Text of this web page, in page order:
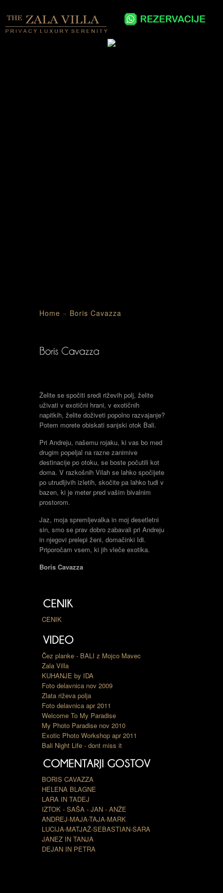
Home » Boris Cavazza
Želite se spočiti sredi riževih polj, želite
uživati v exotični hrani, v exotičnih
napitkih, želite doživeti popolno razvajanje?
Potem morete obiskati sanjski otok Bali.
Pri Andreju, našemu rojaku, ki vas bo med
drugim popeljal na razne zanimive
destinacije po otoku, se boste počutili kot
doma. V razkošnih Vilah se lahko spočijete
po utrudljivih izletih, skočite pa lahko tudi v
bazen, ki je meter pred vašim bivalnim
prostorom.
Jaz, moja spremljevalka in moj desetletni
sin, smo se prav dobro zabavali pri Andreju
in njegovi prelepi ženi, domačinki Idi.
Priporočam vsem, ki jih vleče exotika.
Boris Cavazza
CENIK
Čez planke - BALI z Mojco Mavec
Zala Villa
KUHANJE by IDA
Foto delavnica nov 2009
Zlata riževa polja
Foto delavnica apr 2011
Welcome To My Paradise
My Photo Paradise nov 2010
Exotic Photo Workshop apr 2011
Bali Night Life - dont miss it
BORIS CAVAZZA
HELENA BLAGNE
LARA IN TADEJ
IZTOK - SAŠA - JAN - ANŽE
ANDREJ-MAJA-TAJA-MARK
LUCIJA-MATJAŽ-SEBASTIAN-SARA
JANEZ IN TANJA
DEJAN IN PETRA